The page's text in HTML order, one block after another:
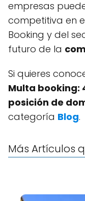
empresas
competitiva en
Booking y del
futuro de la
Si quieres
Multa booking:
posición de
categoría Blog.
Más Artículos